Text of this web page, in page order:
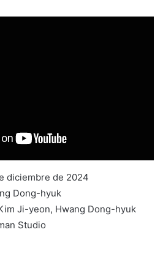
diciembre de 2024
Dong-hyuk
Ji-yeon, Hwang Dong-hyuk
Studio